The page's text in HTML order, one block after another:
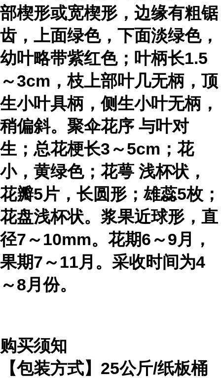
部楔形或宽楔形，边缘有粗锯
齿，上面绿色，下面淡绿色，
幼叶略带紫红色；叶柄长1.5
～3cm，枝上部叶几无柄，顶
生小叶具柄，侧生小叶无柄，
稍偏斜。 聚伞花序 与叶对
生；总花梗长3～5cm；花
小，黄绿色； 花萼 浅杯状，
花瓣5片，长圆形；雄蕊5枚；
花盘浅杯状。浆果近球形，直
径7～10mm。花期6～9月，
果期7～11月。采收时间为4
～8月份。
购买须知
【包装方式】25公斤/纸板桶